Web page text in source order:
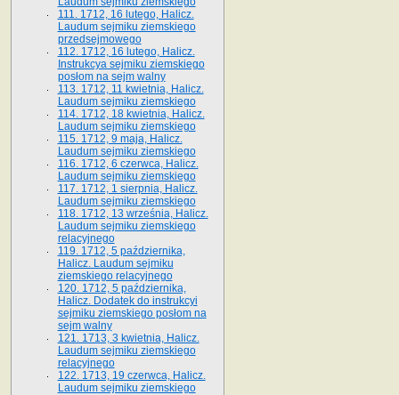
111. 1712, 16 lutego, Halicz.
Laudum sejmiku ziemskiego
przedsejmowego
112. 1712, 16 lutego, Halicz.
Instrukcya sejmiku ziemskiego
posłom na sejm walny
113. 1712, 11 kwietnia, Halicz.
Laudum sejmiku ziemskiego
114. 1712, 18 kwietnia, Halicz.
Laudum sejmiku ziemskiego
115. 1712, 9 maja, Halicz.
Laudum sejmiku ziemskiego
116. 1712, 6 czerwca, Halicz.
Laudum sejmiku ziemskiego
117. 1712, 1 sierpnia, Halicz.
Laudum sejmiku ziemskiego
118. 1712, 13 września, Halicz.
Laudum sejmiku ziemskiego
relacyjnego
119. 1712, 5 października,
Halicz. Laudum sejmiku
ziemskiego relacyjnego
120. 1712, 5 października,
Halicz. Dodatek do instrukcyi
sejmiku ziemskiego posłom na
sejm walny
121. 1713, 3 kwietnia, Halicz.
Laudum sejmiku ziemskiego
relacyjnego
122. 1713, 19 czerwca, Halicz.
Laudum sejmiku ziemskiego